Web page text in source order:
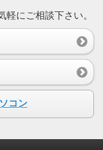
軽にご相談下さい。
コン